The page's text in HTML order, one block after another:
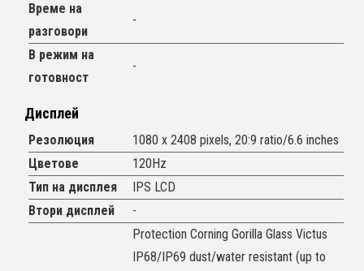
Време на
разговори
-
В режим на
готовност
-
Дисплей
Резолюция
1080 x 2408 pixels, 20:9 ratio/6.6 inches
Цветове
120Hz
Тип на дисплея
IPS LCD
Втори дисплей
-
Protection Corning Gorilla Glass Victus
IP68/IP69 dust/water resistant (up to